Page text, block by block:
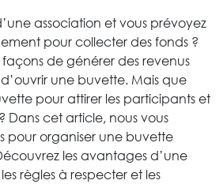
association et vous prévoyez
pour collecter des fonds ?
façons de générer des revenus
une buvette. Mais que
pour attirer les participants et
Dans cet article, nous vous
pour organiser une buvette
les avantages d’une
règles à respecter et les